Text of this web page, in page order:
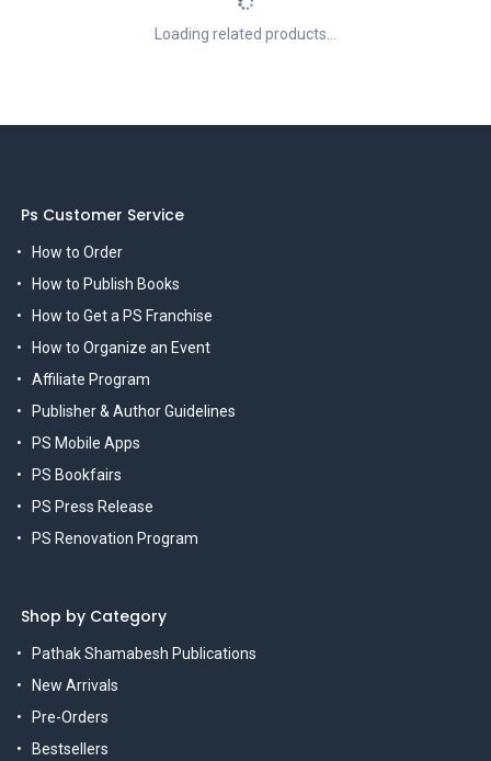
Loading related products...
Ps Customer Service
How to Order
How to Publish Books
How to Get a PS Franchise
How to Organize an Event
Affiliate Program
Publisher & Author Guidelines
PS Mobile Apps
PS Bookfairs
PS Press Release
PS Renovation Program
Shop by Category
Pathak Shamabesh Publications
New Arrivals
Pre-Orders
Bestsellers